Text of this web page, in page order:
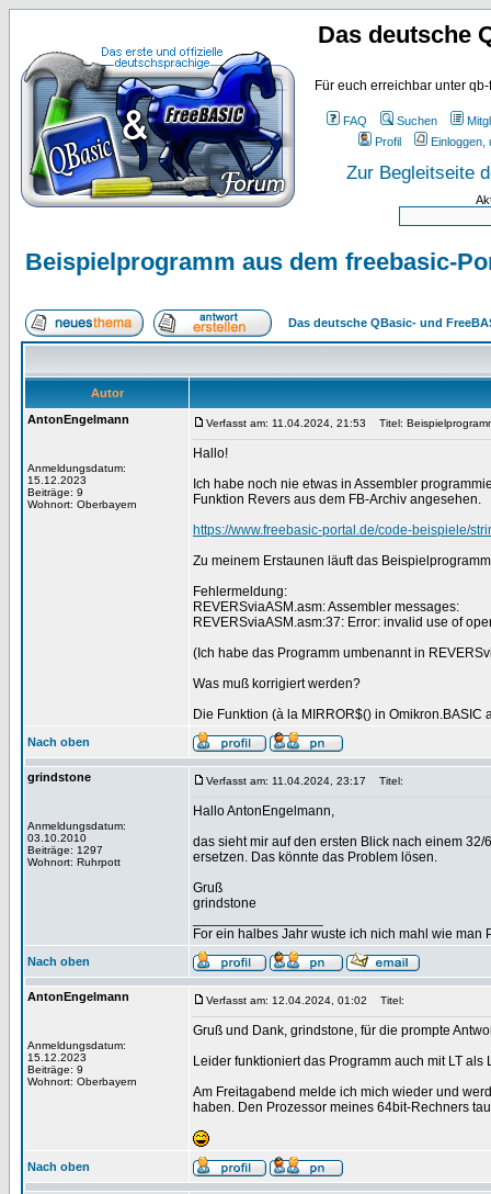
Das deutsche
Für euch erreichbar unter
FAQ Suchen
Profil
Einloggen,
Zur Begleitseite
Beispielprogramm aus dem freebasic-
Das deutsche QBasic- und
Autor
AntonEngelmann
Anmeldungsdatum:
15.12.2023
Beiträge: 9
Wohnort: Oberbayern
Verfasst am: 11.04.2024, 21:53 Titel:
Hallo!
Ich habe noch nie etwas in Assembler
Funktion Revers aus dem FB-Archiv angesehen.
https://www.freebasic-portal.de/code-beispiele/
Zu meinem Erstaunen läuft das
Fehlermeldung:
REVERSviaASM.asm: Assembler messages:
REVERSviaASM.asm:37: Error: invalid use of
(Ich habe das Programm umbenannt in
Was muß korrigiert werden?
Die Funktion (à la MIRROR$() in
Nach oben
grindstone
Anmeldungsdatum:
03.10.2010
Beiträge: 1297
Wohnort: Ruhrpott
Verfasst am: 11.04.2024, 23:17 Titel:
Hallo AntonEngelmann,
das sieht mir auf den ersten Blick nach einem
ersetzen. Das könnte das Problem lösen.
Gruß
grindstone
For ein halbes Jahr wuste ich nich mahl wie man
Nach oben
AntonEngelmann
Anmeldungsdatum:
15.12.2023
Beiträge: 9
Wohnort: Oberbayern
Verfasst am: 12.04.2024, 01:02 Titel:
Gruß und Dank, grindstone, für die prompte
Leider funktioniert das Programm auch mit LT
Am Freitagabend melde ich mich wieder und
haben. Den Prozessor meines 64bit-Rechners
Nach oben